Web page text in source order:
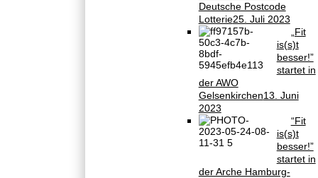
Deutsche Postcode
Lotterie25. Juli 2023
„Fit
is(s)t
besser!”
startet in
der AWO
Gelsenkirchen13. Juni
2023
“Fit
is(s)t
besser!”
startet in
der Arche Hamburg-